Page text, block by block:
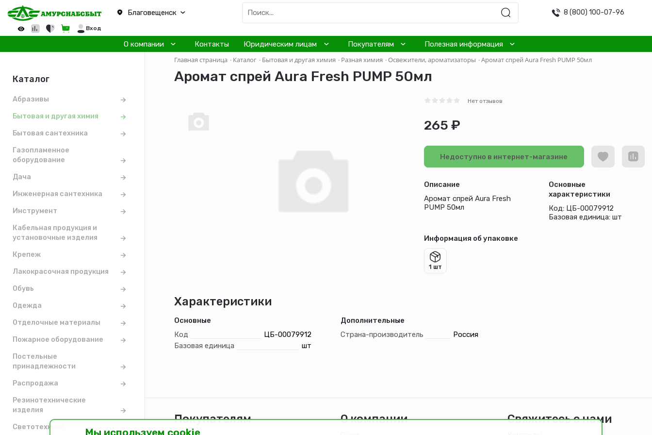
Благовещенск 8 (800) 100-07-96
Вход
О компании Контакты Юридическим лицам Покупателям Полезная информация
Каталог
Абразивы
Бытовая и другая химия
Бытовая сантехника
Газопламенное
оборудование
Дача
Инженерная сантехника
Инструмент
Кабельная продукция и
установочные изделия
Крепеж
Лакокрасочная продукция
Обувь
Одежда
Отделочные материалы
Пожарное оборудование
Постельные
принадлежности
Распродажа
Резинотехнические
изделия
Светотехника
Главная страница · Каталог · Бытовая и другая химия · Разная химия ·Освежители, ароматизаторы ·Аромат спрей Aura Fresh PUMP 50мл
Аромат спрей Aura Fresh PUMP 50мл
Нет отзывов
265 ₽
Недоступно в интернет-магазине
Описание
Аромат спрей Aura Fresh
PUMP 50мл
Основные
характеристики
Код: ЦБ-00079912
Базовая единица: шт
Информация об упаковке
1 шт
Характеристики
Основные
Код
ЦБ-00079912
Базовая единица
шт
Дополнительные
Страна-производитель
Россия
Покупателям О компании Свяжитесь с нами
Мы используем cookie